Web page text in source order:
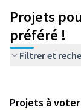
Projets
préféré !
Filtrer et
Projets à voter